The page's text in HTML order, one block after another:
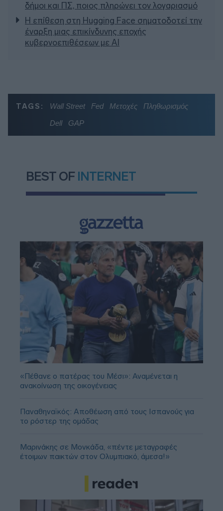
δήμοι και ΠΣ, ποιος πληρώνει τον λογαριασμό
Η επίθεση στη Hugging Face σηματοδοτεί την
έναρξη μιας επικίνδυνης εποχής
κυβερνοεπιθέσεων με AI
TAGS: Wall Street Fed Μετοχές
Πληθωρισμός
Dell
GAP
BEST OF INTERNET
«Πέθανε ο πατέρας του Μέσι»: Αναμένεται η
ανακοίνωση της οικογένειας
Παναθηναϊκός: Αποθέωση από τους Ισπανούς για
το ρόστερ της ομάδας
Μαρινάκης σε Μονκάδα, «πέντε μεταγραφές
έτοιμων παικτών στον Ολυμπιακό, άμεσα!»